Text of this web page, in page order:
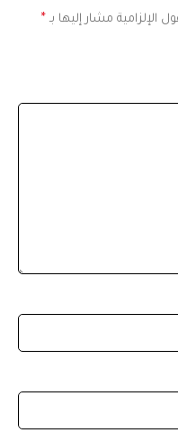
الإلزامية مشار إليها بـ *